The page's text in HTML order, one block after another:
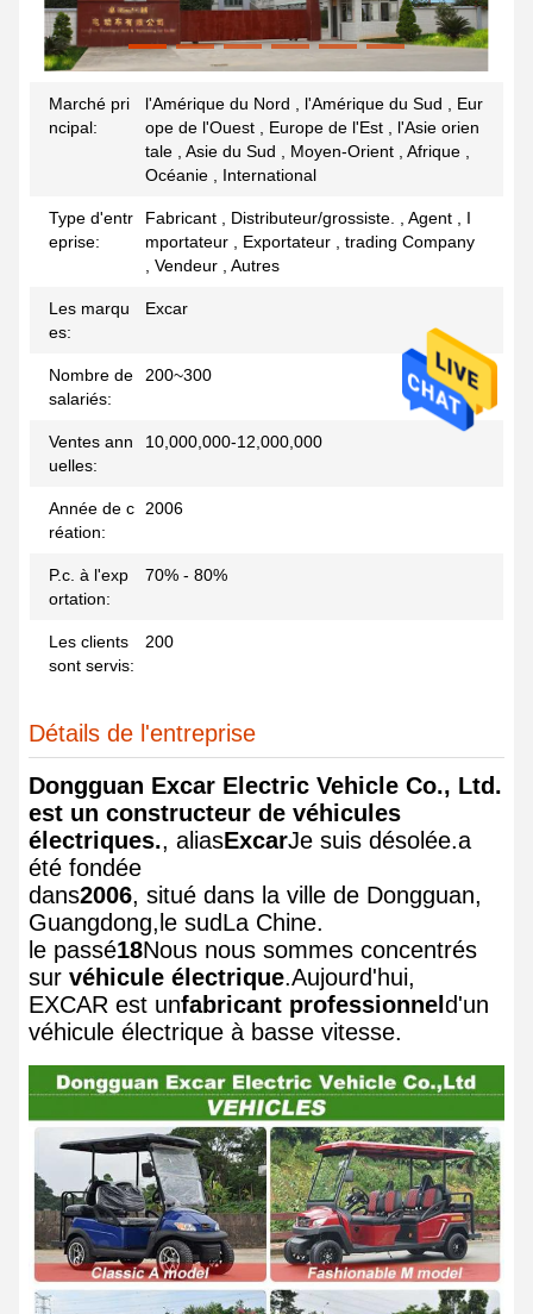
Marché pri
ncipal:
l'Amérique du Nord , l'Amérique du Sud , Eur
ope de l'Ouest , Europe de l'Est , l'Asie orien
tale , Asie du Sud , Moyen-Orient , Afrique ,
Océanie , International
Type d'entr
eprise:
Fabricant , Distributeur/grossiste. , Agent , I
mportateur , Exportateur , trading Company
, Vendeur , Autres
Les marqu
es:
Excar
Nombre de
salariés:
200~300
Ventes ann
uelles:
10,000,000-12,000,000
Année de c
réation:
2006
P.c. à l'exp
ortation:
70% - 80%
Les clients
sont servis:
200
Détails de l'entreprise
Dongguan Excar Electric Vehicle Co., Ltd.
est un constructeur de véhicules
électriques., aliasExcarJe suis désolée.a
été fondée
dans2006, situé dans la ville de Dongguan,
Guangdong, le sudLa Chine.
le passé18Nous nous sommes concentrés
sur véhicule électrique.Aujourd'hui,
EXCAR est unfabricant professionnel d'un
véhicule électrique à basse vitesse.